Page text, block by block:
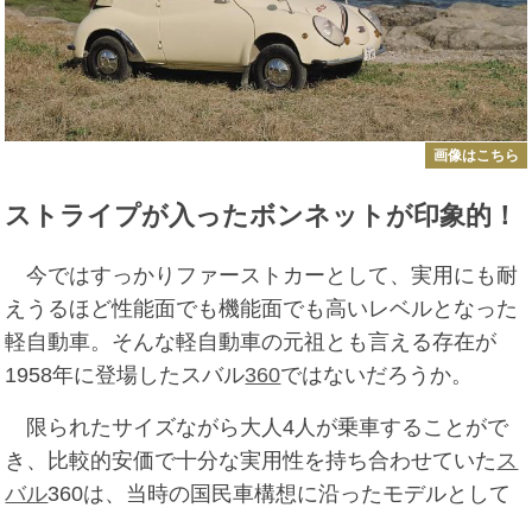
画像はこちら
ストライプが入ったボンネットが印象的！
今ではすっかりファーストカーとして、実用にも耐
えうるほど性能面でも機能面でも高いレベルとなった
軽自動車。そんな軽自動車の元祖とも言える存在が
1958年に登場したスバル360ではないだろうか。
限られたサイズながら大人4人が乗車することがで
き、比較的安価で十分な実用性を持ち合わせていたス
バル360は、当時の国民車構想に沿ったモデルとして